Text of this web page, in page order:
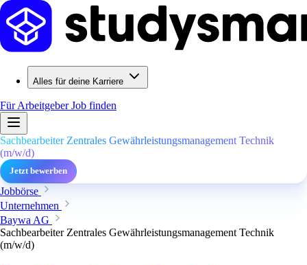
Alles für deine Karriere
Für ArbeitgeberJob finden
Sachbearbeiter Zentrales Gewährleistungsmanagement Technik
(m/w/d)
Jetzt bewerben
Jobbörse
Unternehmen
Baywa AG
Sachbearbeiter Zentrales Gewährleistungsmanagement Technik
(m/w/d)